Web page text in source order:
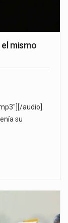
mismo
audio]
su